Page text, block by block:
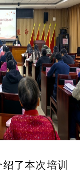
了本次培训